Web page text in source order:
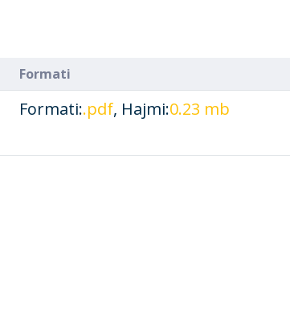
Formati
Formati:.pdf, Hajmi:0.23 mb